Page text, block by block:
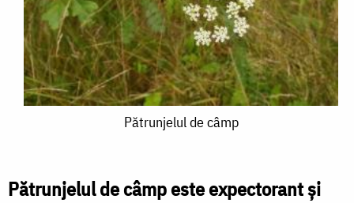
câmp
Pătrunjelul de câmp
Pătrunjelul de câmp este expectorant și